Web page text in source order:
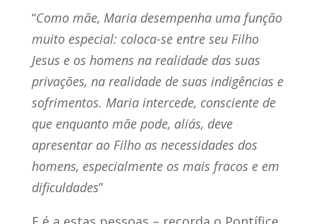
“Como mãe, Maria desempenha uma função
muito especial: coloca-se entre seu Filho
Jesus e os homens na realidade das suas
privações, na realidade de suas indigências e
sofrimentos. Maria intercede, consciente de
que enquanto mãe pode, aliás, deve
apresentar ao Filho as necessidades dos
homens, especialmente os mais fracos e em
dificuldades”